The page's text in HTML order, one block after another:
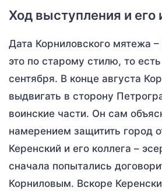
Ход выступления и его
Дата Корниловского мятежа
это по старому стилю, то
сентября. В конце августа
выдвигать в сторону
воинские части. Он сам
намерением защитить город
Керенский и его коллега –
сначала попытались
Корниловым. Вскоре